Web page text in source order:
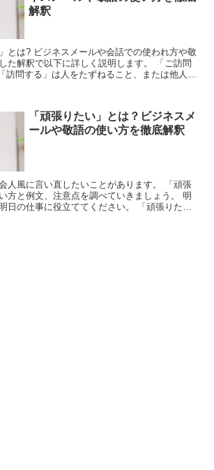
解釈
とは? ビジネスメールや会話での使われ方や敬
た解釈で以下に詳しく説明します。 「ご訪問
訪問する」は人をたずねること、または他人の
「頑張りたい」とは？ビジネスメ
ールや敬語の使い方を徹底解釈
人風に言い直したいことがあります。 「頑張
方と例文、注意点を調べていきましょう。 明
日の仕事に役立ててください。 「頑張りた